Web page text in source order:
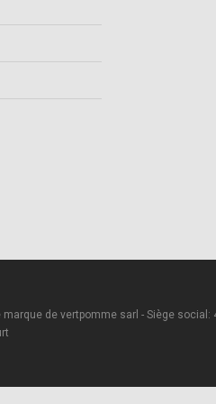
de vertpomme sarl - Siège social: